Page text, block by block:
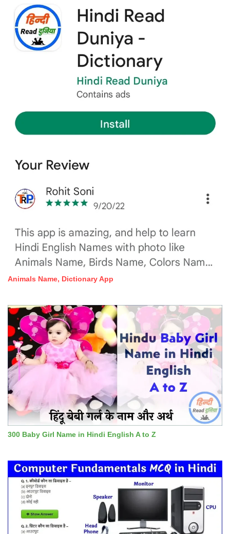
Animals Name, Dictionary App
300 Baby Girl Name in Hindi English A to Z